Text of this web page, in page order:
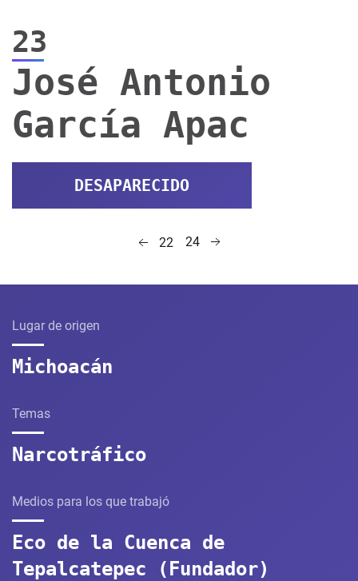
23
José Antonio
García Apac
DESAPARECIDO
22 24
Lugar de origen
Michoacán
Temas
Narcotráfico
Medios para los que trabajó
Eco de la Cuenca de
Tepalcatepec (Fundador)